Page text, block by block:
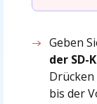
Geben
der SD-
Drücken
bis der